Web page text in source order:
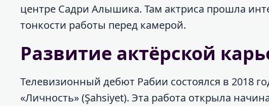
центре Садри Алышика. Там актриса прошла
тонкости работы перед камерой.
Развитие актёрской
Телевизионный дебют Рабии состоялся в 2018
«Личность» (Şahsiyet). Эта работа открыла